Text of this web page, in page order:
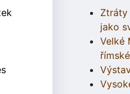
Ztráty
jako
Velké
římské